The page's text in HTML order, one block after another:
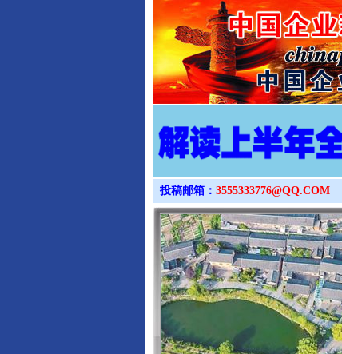
投稿邮箱： 3555333776@QQ.COM